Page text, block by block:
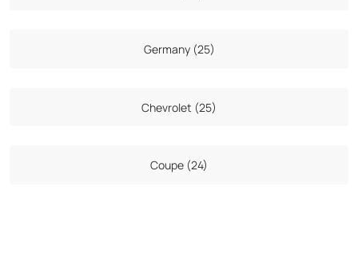
Germany (25)
Chevrolet (25)
Coupe (24)